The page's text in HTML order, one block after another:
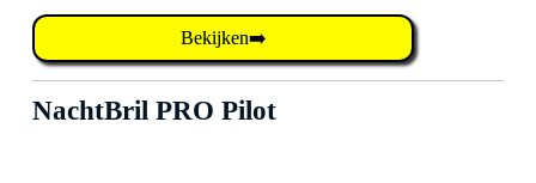
Bekijken➡️
NachtBril PRO Pilot